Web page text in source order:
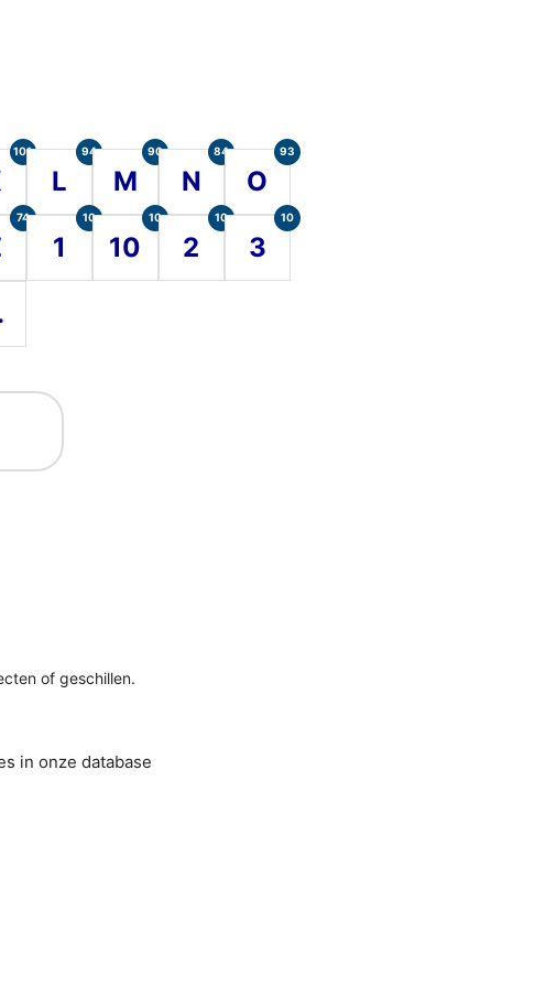
101
L
94
M
90
N
84
O
93
74
1
10
10
10
2
10
3
10
of geschillen.
in onze database